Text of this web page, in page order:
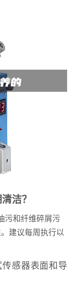
洁？
污和纤维碎屑污
建议每周执行以
传感器表面和导